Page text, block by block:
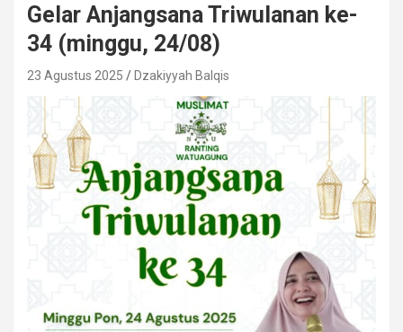
Gelar Anjangsana Triwulanan ke-
34 (minggu, 24/08)
23 Agustus 2025 Dzakiyyah Balqis